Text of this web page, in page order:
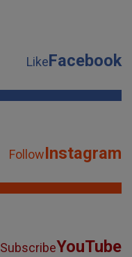
LikeFacebook
FollowInstagram
SubscribeYouTube